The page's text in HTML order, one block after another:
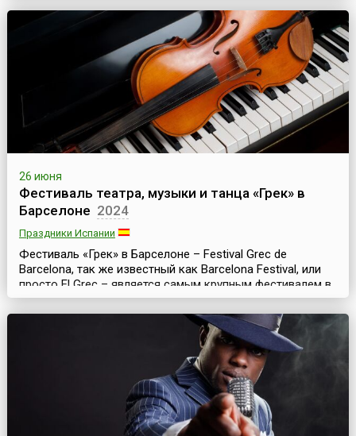
течение зимнего солнцестояния и отмечает как Новый
год в Андах. Это возрожденный древний праздник. Но,
несмотря на древность, в наши дни инте...
26 июня
Фестиваль театра, музыки и танца «Грек» в
Барселоне 2024
Праздники Испании
Фестиваль «Грек» в Барселоне – Festival Grec de
Barcelona, так же известный как Barcelona Festival, или
просто El Grec – является самым крупным фестивалем в
Барселоне и одним из значительных культурных событий
Испании. Это традиционный праздник современного
искусства – знаменитый фестиваль театра, музыки и
танца. Он проходит ежегодно летом и длится месяц или
чуть более.История фестиваля берет ...